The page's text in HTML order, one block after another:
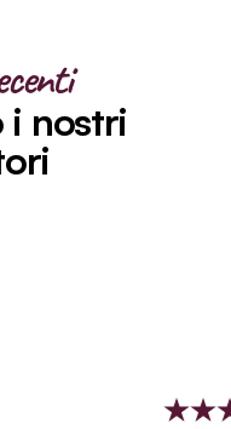
i nostri